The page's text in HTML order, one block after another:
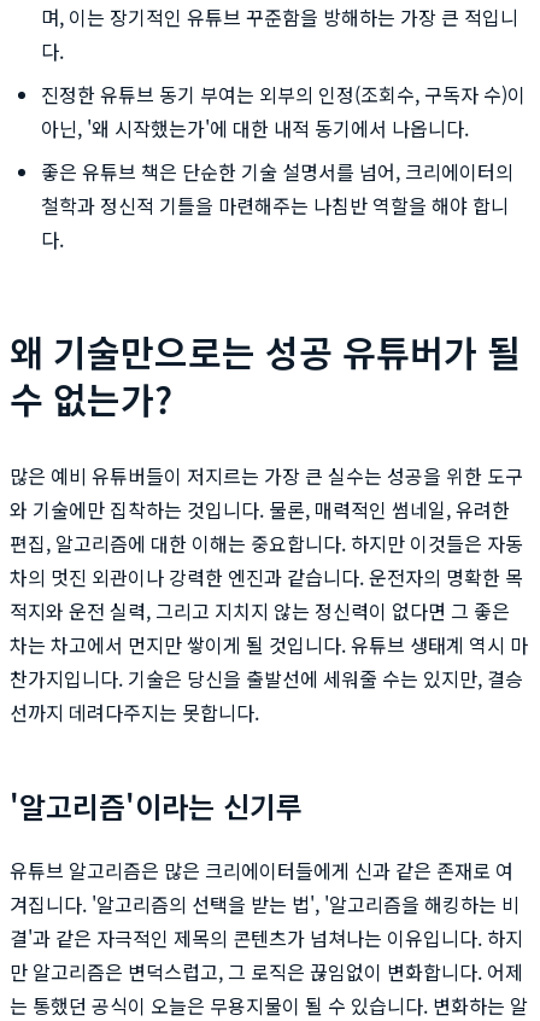
며, 이는 장기적인 유튜브 꾸준함을 방해하는 가장 큰 적입니
다.
진정한 유튜브 동기 부여는 외부의 인정(조회수, 구독자 수)이
아닌, '왜 시작했는가'에 대한 내적 동기에서 나옵니다.
좋은 유튜브 책은 단순한 기술 설명서를 넘어, 크리에이터의
철학과 정신적 기틀을 마련해주는 나침반 역할을 해야 합니
다.
왜 기술만으로는 성공 유튜버가 될
수 없는가?
많은 예비 유튜버들이 저지르는 가장 큰 실수는 성공을 위한 도구
와 기술에만 집착하는 것입니다. 물론, 매력적인 썸네일, 유려한
편집, 알고리즘에 대한 이해는 중요합니다. 하지만 이것들은 자동
차의 멋진 외관이나 강력한 엔진과 같습니다. 운전자의 명확한 목
적지와 운전 실력, 그리고 지치지 않는 정신력이 없다면 그 좋은
차는 차고에서 먼지만 쌓이게 될 것입니다. 유튜브 생태계 역시 마
찬가지입니다. 기술은 당신을 출발선에 세워줄 수는 있지만, 결승
선까지 데려다주지는 못합니다.
'알고리즘'이라는 신기루
유튜브 알고리즘은 많은 크리에이터들에게 신과 같은 존재로 여
겨집니다. '알고리즘의 선택을 받는 법', '알고리즘을 해킹하는 비
결'과 같은 자극적인 제목의 콘텐츠가 넘쳐나는 이유입니다. 하지
만 알고리즘은 변덕스럽고, 그 로직은 끊임없이 변화합니다. 어제
는 통했던 공식이 오늘은 무용지물이 될 수 있습니다. 변화하는 알